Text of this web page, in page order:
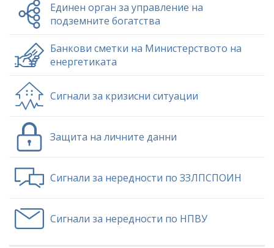
Единен орган за управление на
подземните богатства
Банкови сметки на Министерството на
енергетиката
Сигнали за кризисни ситуации
Защита на личните данни
Сигнали за нередности по ЗЗЛПСПОИН
Сигнали за нередности по НПВУ